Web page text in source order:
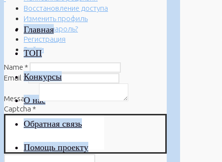
Главная
ТОП
Конкурсы
О нас
Обратная связь
Помощь проекту
Восстановление доступа
Изменить профиль
Забыли пароль?
Регистрация
Войти
Name *
Email *
Message*
Captcha *